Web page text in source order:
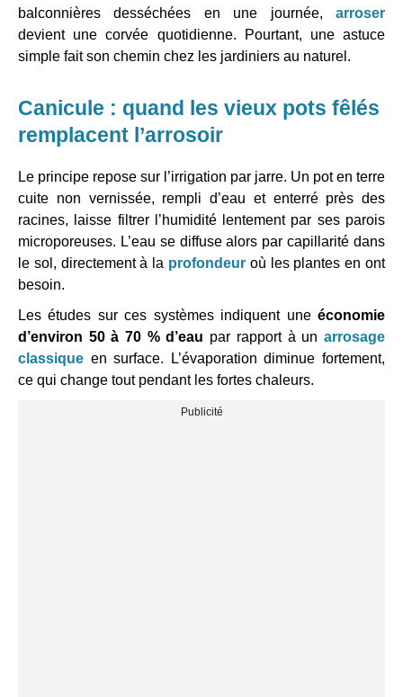
balconnières desséchées en une journée, arroser
devient une corvée quotidienne. Pourtant, une astuce
simple fait son chemin chez les jardiniers au naturel.
Canicule : quand les vieux pots fêlés
remplacent l’arrosoir
Le principe repose sur l’irrigation par jarre. Un pot en terre
cuite non vernissée, rempli d’eau et enterré près des
racines, laisse filtrer l’humidité lentement par ses parois
microporeuses. L’eau se diffuse alors par capillarité dans
le sol, directement à la profondeur où les plantes en ont
besoin.
Les études sur ces systèmes indiquent une économie
d’environ 50 à 70 % d’eau par rapport à un arrosage
classique en surface. L’évaporation diminue fortement,
ce qui change tout pendant les fortes chaleurs.